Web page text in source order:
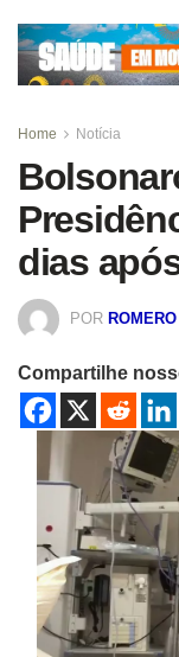
Home Notícia
dias
POR
Compartilhe